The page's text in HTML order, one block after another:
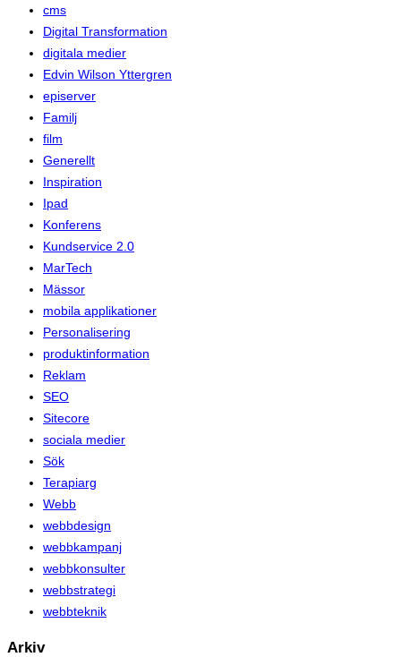
cms
Digital Transformation
digitala medier
Edvin Wilson Yttergren
episerver
Familj
film
Generellt
Inspiration
Ipad
Konferens
Kundservice 2.0
MarTech
Mässor
mobila applikationer
Personalisering
produktinformation
Reklam
SEO
Sitecore
sociala medier
Sök
Terapiarg
Webb
webbdesign
webbkampanj
webbkonsulter
webbstrategi
webbteknik
Arkiv